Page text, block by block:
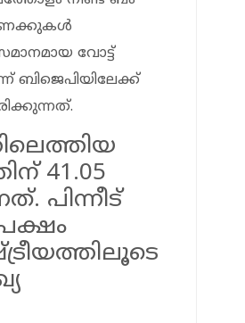
കണക്കുകൾ
വോട്ട്
41.05
പിന്നീട്